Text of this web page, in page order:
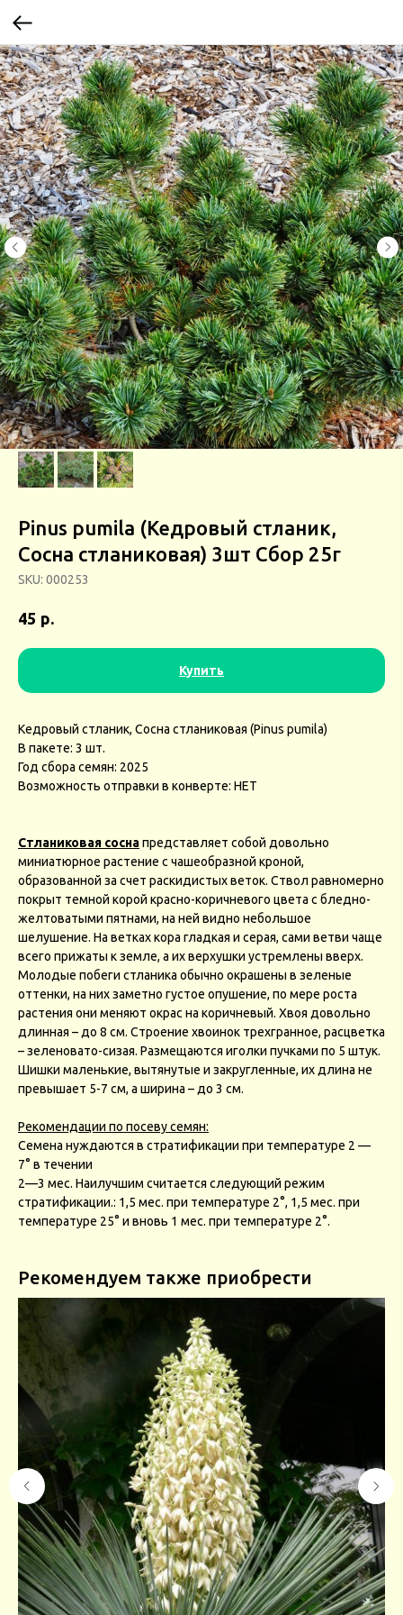
Pinus pumila (Кедровый стланик,
Сосна стланиковая) 3шт Сбор 25г
SKU: 000253
45 р.
Купить
Кедровый стланик, Сосна стланиковая (Pinus pumila)
В пакете: 3 шт.
Год сбора семян: 2025
Возможность отправки в конверте: НЕТ
Стланиковая соснапредставляет собой довольно
миниатюрное растение с чашеобразной кроной,
образованной за счет раскидистых веток. Ствол равномерно
покрыт темной корой красно-коричневого цвета с бледно-
желтоватыми пятнами, на ней видно небольшое
шелушение. На ветках кора гладкая и серая, сами ветви чаще
всего прижаты к земле, а их верхушки устремлены вверх.
Молодые побеги стланика обычно окрашены в зеленые
оттенки, на них заметно густое опушение, по мере роста
растения они меняют окрас на коричневый. Хвоя довольно
длинная – до 8 см. Строение хвоинок трехгранное, расцветка
– зеленовато-сизая. Размещаются иголки пучками по 5 штук.
Шишки маленькие, вытянутые и закругленные, их длина не
превышает 5-7 см, а ширина – до 3 см.
Рекомендации по посеву семян:
Семена нуждаются в стратификации при температуре 2 —
7° в течении
2—3 мес. Наилучшим считается следующий режим
стратификации.: 1,5 мес. при температуре 2°, 1,5 мес. при
температуре 25° и вновь 1 мес. при температуре 2°.
Рекомендуем также приобрести